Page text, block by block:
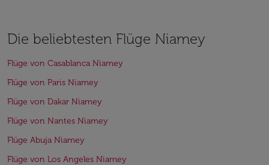
Die beliebtesten Flüge Niamey
Flüge von Casablanca Niamey
Flüge von Paris Niamey
Flüge von Dakar Niamey
Flüge von Nantes Niamey
Flüge Abuja Niamey
Flüge von Los Angeles Niamey